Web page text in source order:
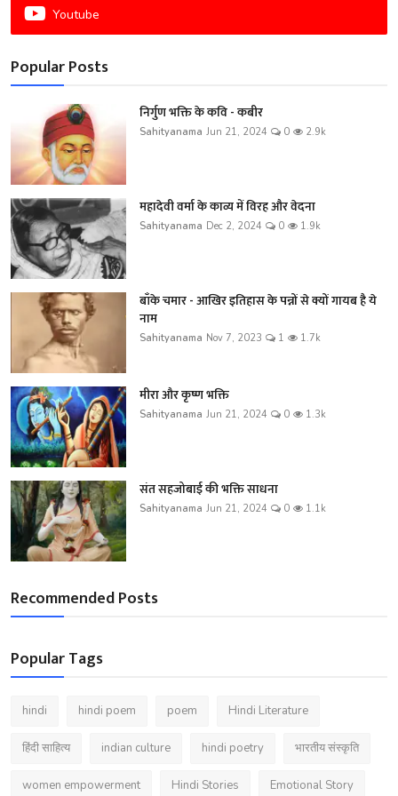
Youtube
Popular Posts
निर्गुण भक्ति के कवि - कबीर
Sahityanama Jun 21, 2024 0 2.9k
महादेवी वर्मा के काव्य में विरह और वेदना
Sahityanama Dec 2, 2024 0 1.9k
बाँके चमार - आखिर इतिहास के पन्नों से क्यों गायब है ये
नाम
Sahityanama Nov 7, 2023 1 1.7k
मीरा और कृष्ण भक्ति
Sahityanama Jun 21, 2024 0 1.3k
संत सहजोबाई की भक्ति साधना
Sahityanama Jun 21, 2024 0 1.1k
Recommended Posts
Popular Tags
hindi hindi poem poem Hindi Literature
हिंदी साहित्य indian culture hindi poetry भारतीय संस्कृति
women empowerment Hindi Stories Emotional Story